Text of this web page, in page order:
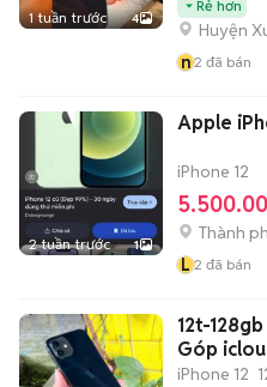
1 tuần trước 4
Rẻ hơn
Huyện
n2 đã bán
2 tuần trước 1
Apple
iPhone 12
Thành
L 2 đã bán
12t-
Góp
iPhone 12